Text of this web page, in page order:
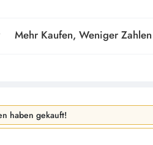
Mehr Kaufen, Weniger Zahlen
haben gekauft!
angesehen!